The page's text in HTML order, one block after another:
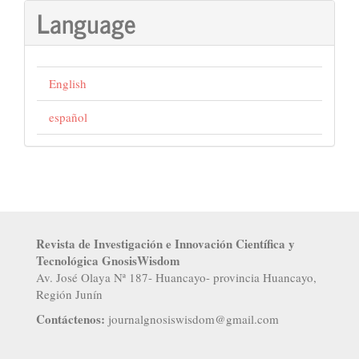
Language
English
español
Revista de Investigación e Innovación Científica y
Tecnológica GnosisWisdom
Av. José Olaya Nª 187- Huancayo- provincia Huancayo,
Región Junín
Contáctenos: journalgnosiswisdom@gmail.com